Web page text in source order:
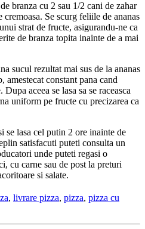
branza cu 2 sau 1/2 cani de zahar
cremoasa. Se scurg feliile de ananas
strat de fructe, asigurandu-ne ca
de branza topita inainte de a mai
sucul rezultat mai sus de la ananas
amestecat constant pana cand
aceea se lasa sa se raceasca
uniform pe fructe cu precizarea ca
se lasa cel putin 2 ore inainte de
satisfacuti puteti consulta un
unde puteti regasi o
cu carne sau de post la preturi
si salate.
, livrare pizza, pizza, pizza cu